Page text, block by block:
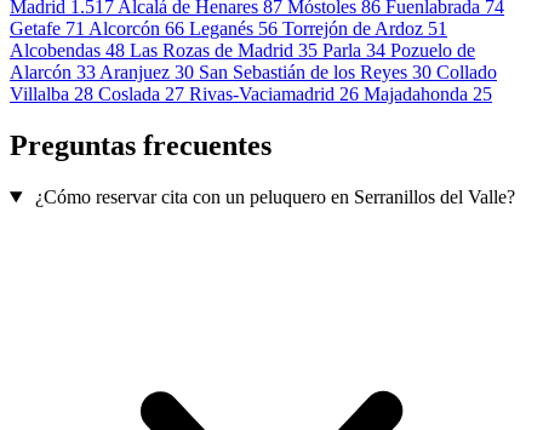
Madrid 1.517 Alcalá de Henares 87 Móstoles 86 Fuenlabrada 74
Getafe 71 Alcorcón 66 Leganés 56 Torrejón de Ardoz 51
Alcobendas 48 Las Rozas de Madrid 35 Parla 34 Pozuelo de
Alarcón 33 Aranjuez 30 San Sebastián de los Reyes 30 Collado
Villalba 28 Coslada 27 Rivas-Vaciamadrid 26 Majadahonda 25
Preguntas frecuentes
¿Cómo reservar cita con un peluquero en Serranillos del Valle?